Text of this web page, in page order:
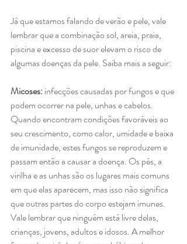
Já que estamos falando de verão e pele, vale
lembrar que a combinação sol, areia, praia,
piscina e excesso de suor elevam o risco de
algumas doenças da pele. Saiba mais a seguir:
Micoses: infecções causadas por fungos e que
podem ocorrer na pele, unhas e cabelos.
Quando encontram condições favoráveis ao
seu crescimento, como calor, umidade e baixa
de imunidade, estes fungos se reproduzem e
passam então a causar a doença. Os pés, a
virilha e as unhas são os lugares mais comuns
em que elas aparecem, mas isso não significa
que outras partes do corpo estejam imunes.
Vale lembrar que ninguém está livre delas,
crianças, jovens, adultos e idosos. A melhor